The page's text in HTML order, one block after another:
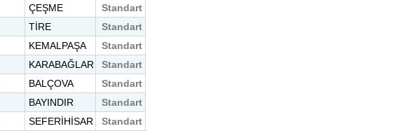
ÇEŞME Standart
TİRE Standart
KEMALPAŞA Standart
KARABAĞLAR Standart
BALÇOVA Standart
BAYINDIR Standart
SEFERİHİSAR Standart